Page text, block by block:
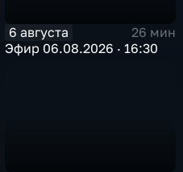
6 августа
26 мин
Эфир 06.08.2026 · 16:30